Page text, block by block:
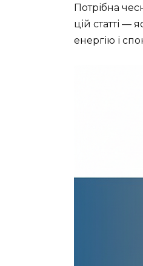
Потрібна
цій статті —
енергію і